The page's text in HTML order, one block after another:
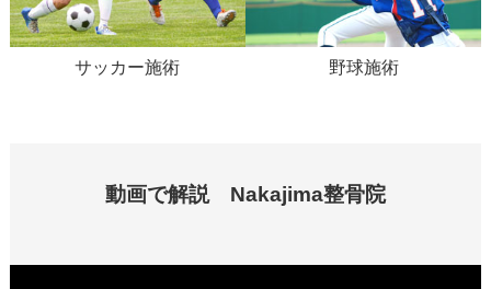
サッカー施術 野球施術
動画で解説 Nakajima整骨院